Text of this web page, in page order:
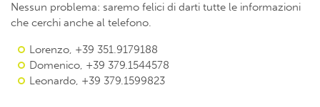
Nessun problema: saremo felici di darti tutte le informazioni
che cerchi anche al telefono.
Lorenzo, +39 351.9179188
Domenico, +39 379.1544578
Leonardo, +39 379.1599823